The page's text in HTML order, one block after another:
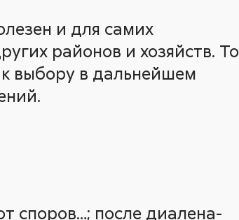
и для самих
районов и хозяйств. То,
выбору в дальнейшем
споров…; после диалена-